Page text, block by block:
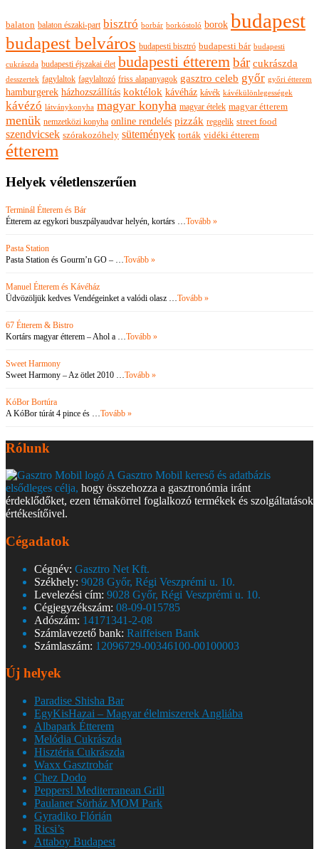
balaton balaton északi-part bisztró borbár borkóstoló borok budapest
budapest belváros budapesti bisztró budapesti bár budapesti
cukrászda budapesti éjszakai élet budapesti étterembár cukrászda
desszertek fagylaltok fagylaltozó friss alapanyagok gasztro celeb győr győri étterem
hamburgerek házhozszállítás koktélok kávéház kávék kávékülönlegességek
kávézó látványkonyha magyar konyha magyar ételek magyar étterem
menük nemzetközi konyha online rendelés pizzák reggelik street food
szendvicsek szórakozóhely sütemények torták vidéki étterem
étterem
Helyek véletlenszerűen
Terminál Étterem és Bár
Étterem az egykori buszpályaudvar helyén, kortárs …Tovább »
Pasta Station
Pasta Station és Gourm’n GO – …Tovább »
Manuel Étterem és Kávéház
Üdvözöljük kedves Vendégeinket a valódi olasz …Tovább »
67 Étterem & Bistro
Kortárs magyar étterem – Ahol a …Tovább »
Sweet Harmony
Sweet Harmony – Az ötlet 2010 …Tovább »
KóBor Bortúra
A KóBor túrát 4 pince és …Tovább »
Rólunk
A Gasztro Mobil kereső és adatbázis
elsődleges célja, hogy összehozza a gasztronómia iránt
érdeklődőket, ezen témakörrel foglalkozó termékek és szolgáltatások
értékesítőivel.
Cégadatok
Cégnév: Gasztro Net Kft.
Székhely: 9028 Győr, Régi Veszprémi u. 10.
Levelezési cím: 9028 Győr, Régi Veszprémi u. 10.
Cégjegyzékszám: 08-09-015785
Adószám: 14171341-2-08
Számlavezető bank: Raiffeisen Bank
Számlaszám: 12096729-00346100-00100003
Új helyek
Paradise Shisha Bar
EgyKisHazai – Magyar élelmiszerek Angliába
Albapark Étterem
Melódia Cukrászda
Hisztéria Cukrászda
Waxx Gasztrobár
Chez Dodo
Peppers! Mediterranean Grill
Paulaner Sörház MOM Park
Gyradiko Flórián
Ricsi’s
Attaboy Budapest